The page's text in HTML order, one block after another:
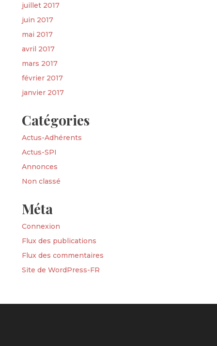
juillet 2017
juin 2017
mai 2017
avril 2017
mars 2017
février 2017
janvier 2017
Catégories
Actus-Adhérents
Actus-SPI
Annonces
Non classé
Méta
Connexion
Flux des publications
Flux des commentaires
Site de WordPress-FR